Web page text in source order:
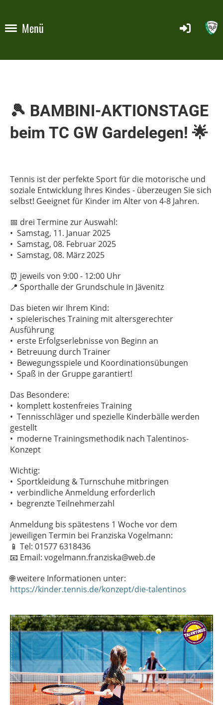
Menü
🎾 BAMBINI-AKTIONSTAGE
beim TC GW Gardelegen! 🌟
Tennis ist der perfekte Sport für die motorische und
soziale Entwicklung Ihres Kindes - überzeugen Sie sich
selbst! Geeignet für Kinder im Alter von 4-8 Jahren.
📅 drei Termine zur Auswahl:
•⁠ ⁠Samstag, 11. Januar 2025
•⁠ ⁠Samstag, 08. Februar 2025
•⁠ ⁠Samstag, 08. März 2025
⏰ jeweils von 9:00 - 12:00 Uhr
📍 Sporthalle der Grundschule in Jävenitz
Das bieten wir Ihrem Kind:
•⁠ ⁠spielerisches Training mit altersgerechter
Ausführung
•⁠ ⁠erste Erfolgserlebnisse von Beginn an
•⁠ ⁠Betreuung durch Trainer
•⁠ ⁠Bewegungsspiele und Koordinationsübungen
•⁠ ⁠Spaß in der Gruppe garantiert!
Das Besondere:
•⁠ ⁠⁠komplett kostenfreies Training
•⁠ ⁠Tennisschläger und spezielle Kinderbälle werden
gestellt
•⁠ ⁠⁠moderne Trainingsmethodik nach Talentinos-
Konzept
Wichtig:
•⁠ ⁠Sportkleidung & Turnschuhe mitbringen
•⁠ ⁠verbindliche Anmeldung erforderlich
•⁠ ⁠begrenzte Teilnehmerzahl
⁠Anmeldung bis spätestens 1 Woche vor dem
jeweiligen Termin bei Franziska Vogelmann:
📱 Tel: 01577 6318436
📧 Email: vogelmann.franziska@web.de
🌐 weitere Informationen unter:
https://kinder.tennis.de/konzept/die-talentinos